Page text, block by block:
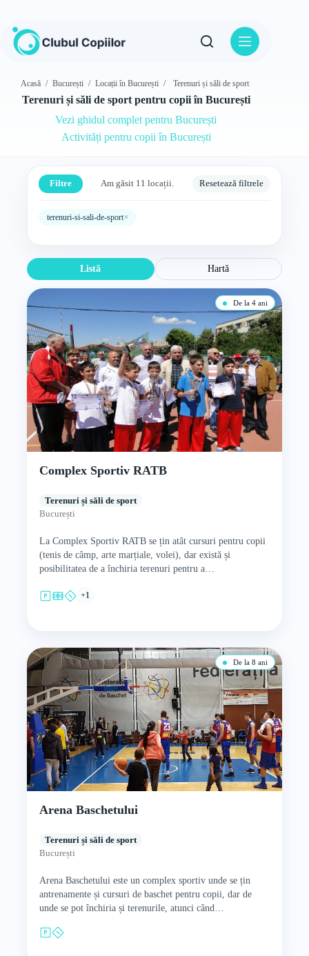
conținut
Acasă / București / Locații în București / Terenuri și săli de sport
Terenuri și săli de sport pentru copii în București
Vezi ghidul complet pentru București
Activități pentru copii în București
Filtre Am găsit 11 locații. Resetează filtrele
terenuri-si-sali-de-sport×
Listă Hartă
De la 4 ani
Complex Sportiv RATB
Terenuri și săli de sport
București
La Complex Sportiv RATB se țin atât cursuri pentru copii
(tenis de câmp, arte marțiale, volei), dar există și
posibilitatea de a închiria terenuri pentru a…
+1
De la 8 ani
Arena Baschetului
Terenuri și săli de sport
București
Arena Baschetului este un complex sportiv unde se țin
antrenamente și cursuri de baschet pentru copii, dar de
unde se pot închiria și terenurile, atunci când…